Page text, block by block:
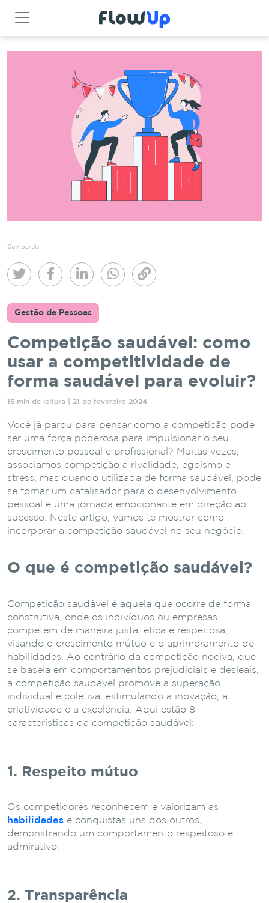
Compartile
Gestão de Pessoas
Competição saudável: como
usar a competitividade de
forma saudável para evoluir?
15 min de leitura | 21 de fevereiro 2024
Você já parou para pensar como a competição pode
ser uma força poderosa para impulsionar o seu
crescimento pessoal e profissional? Muitas vezes,
associamos competição a rivalidade, egoísmo e
stress, mas quando utilizada de forma saudável, pode
se tornar um catalisador para o desenvolvimento
pessoal e uma jornada emocionante em direção ao
sucesso. Neste artigo, vamos te mostrar como
incorporar a competição saudável no seu negócio.
O que é competição saudável?
Competição saudável é aquela que ocorre de forma
construtiva, onde os indivíduos ou empresas
competem de maneira justa, ética e respeitosa,
visando o crescimento mútuo e o aprimoramento de
habilidades. Ao contrário da competição nociva, que
se baseia em comportamentos prejudiciais e desleais,
a competição saudável promove a superação
individual e coletiva, estimulando a inovação, a
criatividade e a excelência. Aqui estão 8
características da competição saudável:
1. Respeito mútuo
Os competidores reconhecem e valorizam as
habilidades e conquistas uns dos outros,
demonstrando um comportamento respeitoso e
admirativo.
2. Transparência